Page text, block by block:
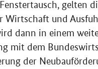
gelten
Wirtschaft und
dann in einem
mit dem
der